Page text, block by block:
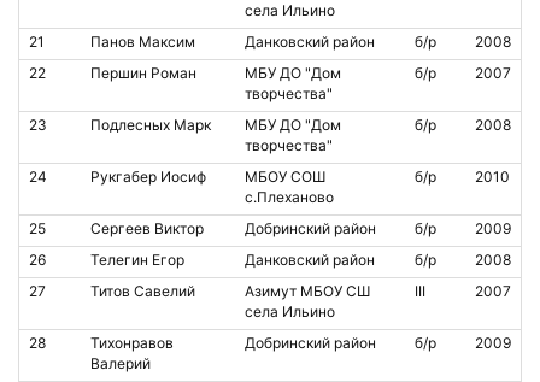
села Ильино
21 Панов Максим Данковский район б/р
2008
22
Першин Роман
МБУ ДО "Дом
творчества"
б/р 2007
23 Подлесных Марк
МБУ ДО "Дом
творчества"
б/р 2008
24 Рукгабер Иосиф
МБОУ СОШ
с.Плеханово
б/р 2010
25 Сергеев Виктор Добринский район б/р
2009
26
Телегин Егор Данковский район б/р
2008
27
Титов Савелий
Азимут МБОУ СШ
села Ильино
III 2007
28
Тихонравов
Валерий
Добринский район б/р 2009